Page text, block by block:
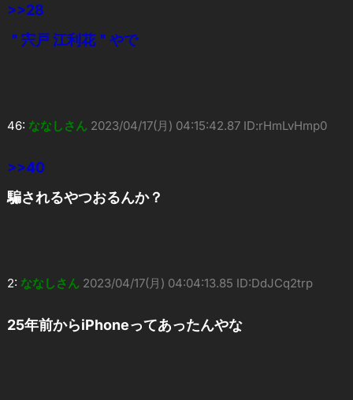
>>28
＂宍戸 江利花＂やで
46: ななしさん 2023/04/17(月) 04:15:42.87 ID:rHmLvHmp0
>>40
騙されるやつおるんか？
2: ななしさん 2023/04/17(月) 04:04:13.85 ID:DdJCq2trp
25年前からiPhoneってあったんやな